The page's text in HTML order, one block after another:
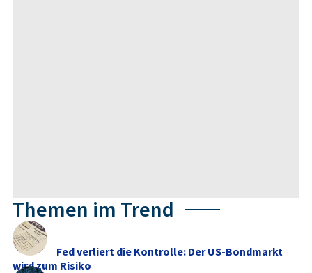
Themen im Trend
Fed verliert die Kontrolle: Der US-Bondmarkt
wird zum Risiko